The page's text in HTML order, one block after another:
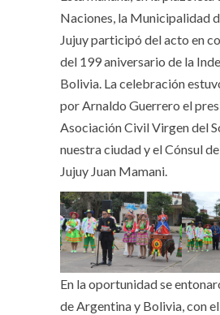
Naciones, la Municipalidad
Jujuy participó del acto en
del 199 aniversario de la
Bolivia. La celebración
por Arnaldo Guerrero el
Asociación Civil Virgen del
nuestra ciudad y el Cónsul
Jujuy Juan Mamani.
En la oportunidad se
de Argentina y Bolivia, con el